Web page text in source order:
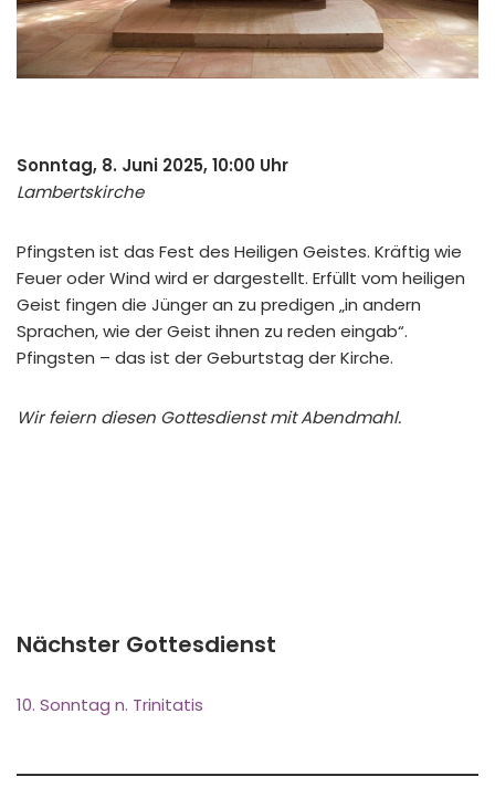
Sonntag, 8. Juni 2025, 10:00 Uhr
Lambertskirche
Pfingsten ist das Fest des Heiligen Geistes. Kräftig wie
Feuer oder Wind wird er dargestellt. Erfüllt vom heiligen
Geist fingen die Jünger an zu predigen „in andern
Sprachen, wie der Geist ihnen zu reden eingab“.
Pfingsten – das ist der Geburtstag der Kirche.
Wir feiern diesen Gottesdienst mit Abendmahl.
Nächster Gottesdienst
10. Sonntag n. Trinitatis